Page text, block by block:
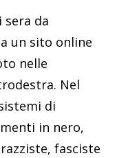
sera da
un sito online
nelle
Nel
di
in nero,
fasciste